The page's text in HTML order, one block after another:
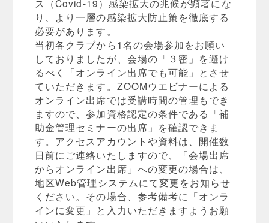
ス（Covid-19）感染拡大の兆候が顕著にな
り、より一層の感染拡大防止策を徹底する
必要があります。
当初各クラブから1名の会場参加をお願い
しておりましたが、会場の「３密」を避け
るべく「オンライン出席でも可能」とさせ
ていただきます。ZOOMウエビナーによる
オンライン出席では受講時間の管理もでき
ますので、参加資格認定の条件である「補
助金管理セミナーの出席」を確認できま
す。アクセスアカウントや資料は、開催数
日前にご連絡いたしますので、「会場出席
からオンライン出席」への変更の場合は、
地区Web管理システムにて変更をお知らせ
ください。その場合、参考備考に「オンラ
インに変更」と入力いただきますようお願